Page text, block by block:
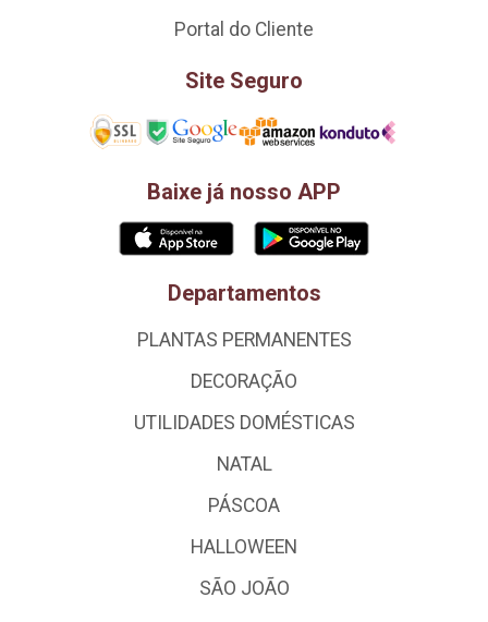
Portal do Cliente
Site Seguro
Baixe já nosso APP
Departamentos
PLANTAS PERMANENTES
DECORAÇÃO
UTILIDADES DOMÉSTICAS
NATAL
PÁSCOA
HALLOWEEN
SÃO JOÃO